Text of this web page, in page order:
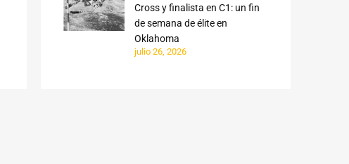
Cross y finalista en C1: un fin
de semana de élite en
Oklahoma
julio 26, 2026